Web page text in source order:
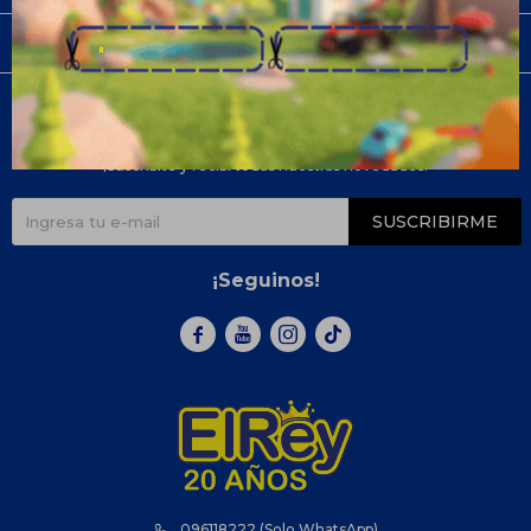
Compra
Newsletter
¡Suscribite y recibí todas nuestras novedades!
SUSCRIBIRME
¡Seguinos!
  